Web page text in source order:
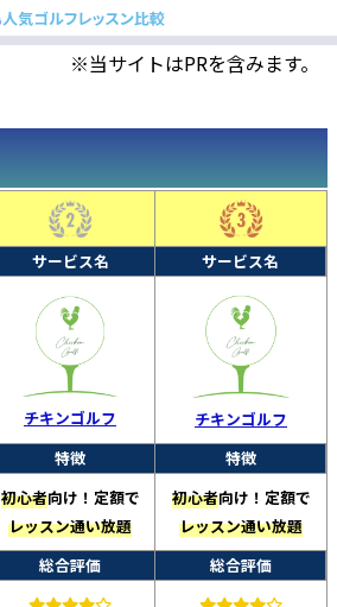
※当サイトはPRを含みます。
サービス名 サービス名
チキンゴルフ
チキンゴルフ
特徴
特徴
初心者向け！定額で
レッスン通い放題
初心者向け！定額で
レッスン通い放題
総合評価 総合評価